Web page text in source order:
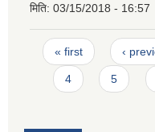
मिति: 03/15/2018 - 16:57
Pages
« first ‹
4 5